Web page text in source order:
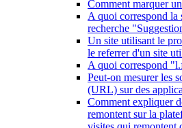
Comment marquer
A quoi correspond la
recherche
Un site utilisant le
le referrer d'un site
A quoi correspond
Peut-on mesurer les
(URL) sur des
Comment expliquer
remontent sur la